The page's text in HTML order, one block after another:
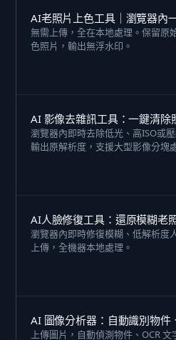
AI老照片上色工具｜瀏覽器內
無需上傳，全在本地處理。保留原
色照片，輸出無浮水印。
AI 影像去雜訊工具：一鍵清除
瀏覽器內即時去除低光、高ISO或
輸出原解析度，支援大型影像分塊
AI人臉修復工具：還原模糊老
瀏覽器內即時修復模糊、低解析度
上傳，全機器本地處理。
AI 圖像分析器：自動識別物件
上傳圖片，自動偵測物件、OCR